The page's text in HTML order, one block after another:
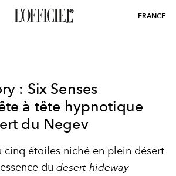
FRANCE
: Six Senses
à tête hypnotique
du Negev
cinq étoiles niché en plein désert
du desert hideway